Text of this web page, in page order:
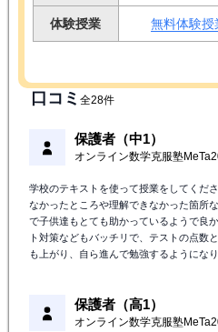
体験授業 無料体験授
口コミ 全28件
保護者（中1）
オンライン数学克服塾MeTa
学校のテキストを使って授業をしてくだ
なかったところや理解できなかった箇所
で子供達もとても助かっているようで良
ト対策などもバッチリで、テストの点数
も上がり、自ら進んで勉強するようになり
保護者（高1）
オンライン数学克服塾MeTa